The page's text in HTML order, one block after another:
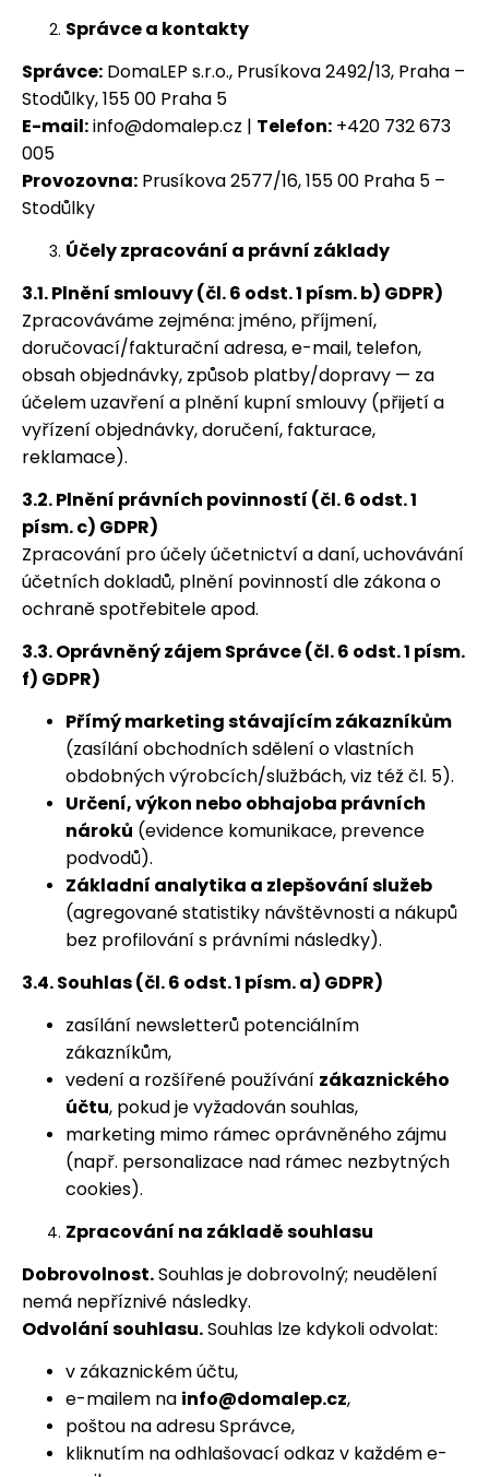
Správce a kontakty
Správce: DomaLEP s.r.o., Prusíkova 2492/13, Praha –
Stodůlky, 155 00 Praha 5
E-mail:info@domalep.cz | Telefon: +420 732 673
005
Provozovna: Prusíkova 2577/16, 155 00 Praha 5 –
Stodůlky
Účely zpracování a právní základy
3.1. Plnění smlouvy (čl. 6 odst. 1 písm. b) GDPR)
Zpracováváme zejména: jméno, příjmení,
doručovací/fakturační adresa, e-mail, telefon,
obsah objednávky, způsob platby/dopravy — za
účelem uzavření a plnění kupní smlouvy (přijetí a
vyřízení objednávky, doručení, fakturace,
reklamace).
3.2. Plnění právních povinností (čl. 6 odst. 1
písm. c) GDPR)
Zpracování pro účely účetnictví a daní, uchovávání
účetních dokladů, plnění povinností dle zákona o
ochraně spotřebitele apod.
3.3. Oprávněný zájem Správce (čl. 6 odst. 1 písm.
f) GDPR)
Přímý marketing stávajícím zákazníkům
(zasílání obchodních sdělení o vlastních
obdobných výrobcích/službách, viz též čl. 5).
Určení, výkon nebo obhajoba právních
nároků (evidence komunikace, prevence
podvodů).
Základní analytika a zlepšování služeb
(agregované statistiky návštěvnosti a nákupů
bez profilování s právními následky).
3.4. Souhlas (čl. 6 odst. 1 písm. a) GDPR)
zasílání newsletterů potenciálním
zákazníkům,
vedení a rozšířené používání zákaznického
účtu, pokud je vyžadován souhlas,
marketing mimo rámec oprávněného zájmu
(např. personalizace nad rámec nezbytných
cookies).
Zpracování na základě souhlasu
Dobrovolnost.Souhlas je dobrovolný; neudělení
nemá nepříznivé následky.
Odvolání souhlasu.Souhlas lze kdykoli odvolat:
v zákaznickém účtu,
e-mailem na info@domalep.cz,
poštou na adresu Správce,
kliknutím na odhlašovací odkaz v každém e-